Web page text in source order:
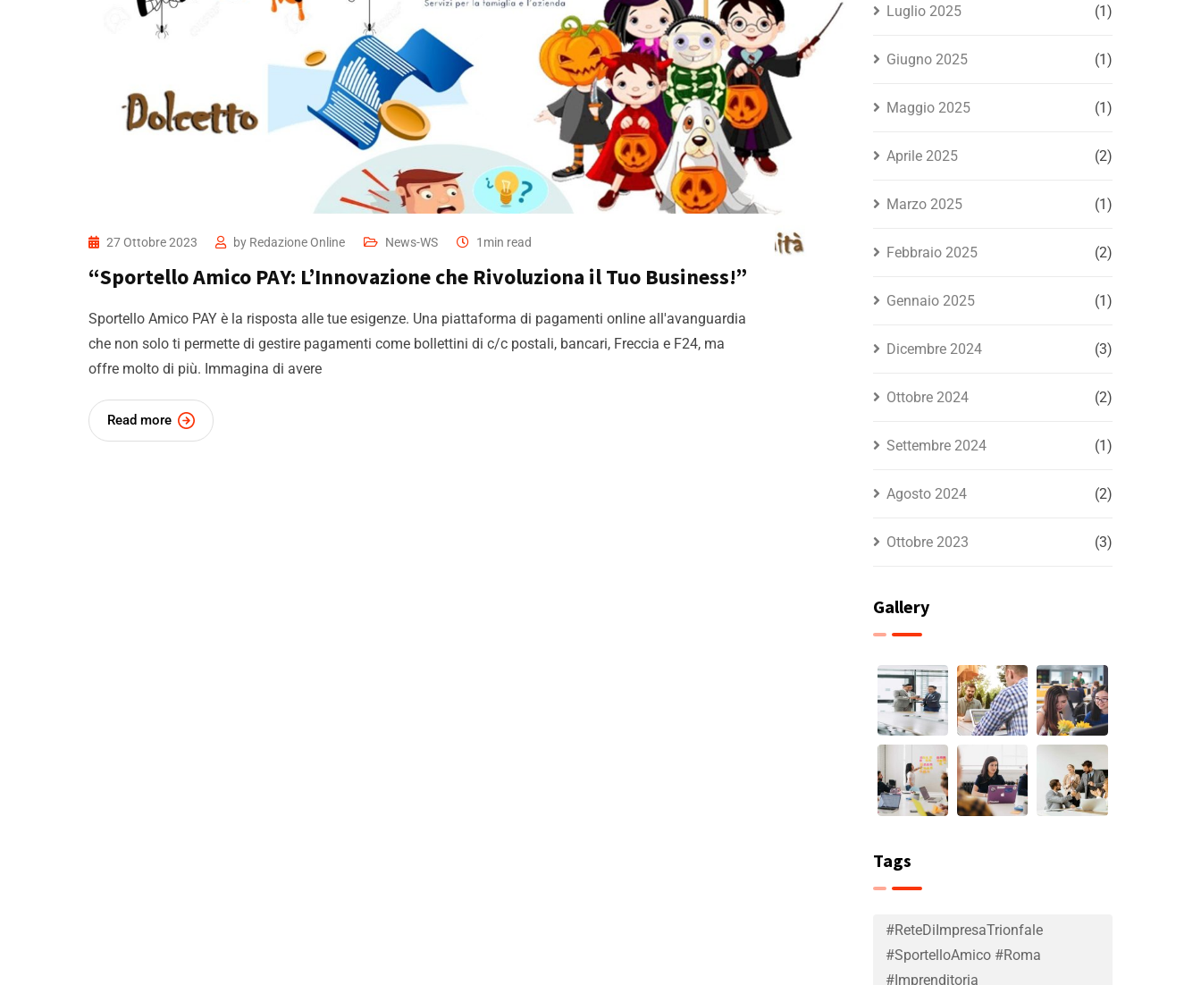
27 Ottobre 2023 by Redazione Online News-WS 1min read
“Sportello Amico PAY: L’Innovazione che Rivoluziona il Tuo Business!”
Sportello Amico PAY è la risposta alle tue esigenze. Una piattaforma di pagamenti online all'avanguardia
che non solo ti permette di gestire pagamenti come bollettini di c/c postali, bancari, Freccia e F24, ma
offre molto di più. Immagina di avere
Read more
Luglio 2025 (1)
Giugno 2025 (1)
Maggio 2025 (1)
Aprile 2025 (2)
Marzo 2025 (1)
Febbraio 2025 (2)
Gennaio 2025 (1)
Dicembre 2024 (3)
Ottobre 2024 (2)
Settembre 2024 (1)
Agosto 2024 (2)
Ottobre 2023 (3)
Gallery
Tags
#ReteDiImpresaTrionfale
#SportelloAmico #Roma
#Imprenditoria